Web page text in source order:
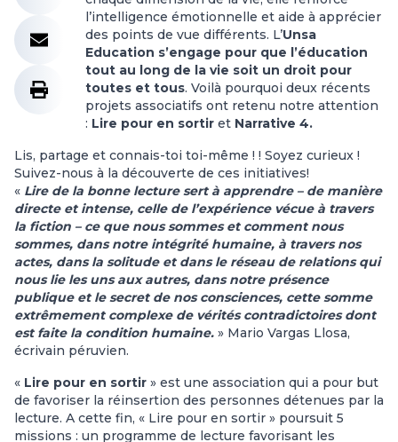
l’intelligence émotionnelle et aide à apprécier
des points de vue différents. L’Unsa
Education s’engage pour que l’éducation
tout au long de la vie soit un droit pour
toutes et tous. Voilà pourquoi deux récents
projets associatifs ont retenu notre attention
: Lire pour en sortir et Narrative 4.
Lis, partage et connais-toi toi-même ! ! Soyez curieux !
Suivez-nous à la découverte de ces initiatives!
« Lire de la bonne lecture sert à apprendre – de manière
directe et intense, celle de l’expérience vécue à travers
la fiction – ce que nous sommes et comment nous
sommes, dans notre intégrité humaine, à travers nos
actes, dans la solitude et dans le réseau de relations qui
nous lie les uns aux autres, dans notre présence
publique et le secret de nos consciences, cette somme
extrêmement complexe de vérités contradictoires dont
est faite la condition humaine. » Mario Vargas Llosa,
écrivain péruvien.
« Lire pour en sortir » est une association qui a pour but
de favoriser la réinsertion des personnes détenues par la
lecture. A cette fin, « Lire pour en sortir » poursuit 5
missions : un programme de lecture favorisant les